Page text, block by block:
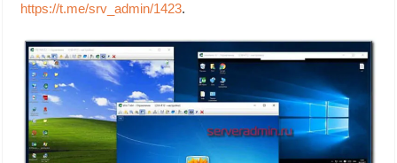
https://t.me/srv_admin/1423.